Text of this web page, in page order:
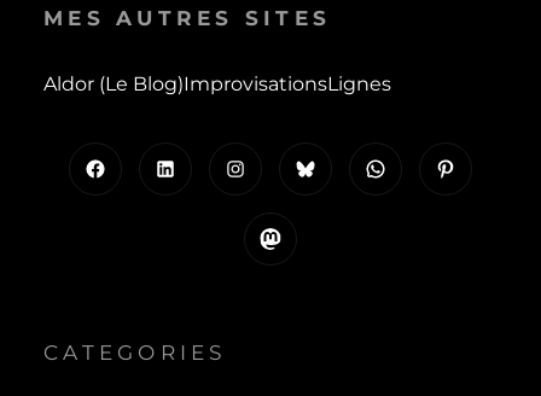
MES AUTRES SITES
Aldor (le Blog)ImprovisationsLignes
Instagram WhatsApp
Mastodon
CATEGORIES